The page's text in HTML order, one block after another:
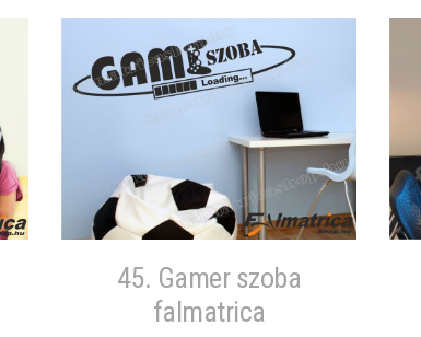
45. Gamer szoba
falmatrica